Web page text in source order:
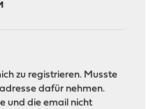
zu registrieren. Musste
dafür nehmen.
und die email nicht